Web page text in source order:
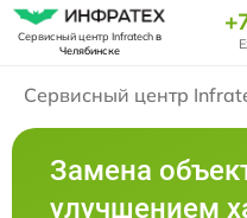
Сервисный центр Infratechв
Челябинске
Сервисный центр
Замена
улучшением